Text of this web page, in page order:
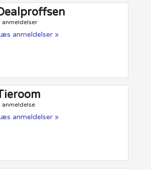
anmeldelser
anmeldelser »
anmeldelse
anmeldelser »